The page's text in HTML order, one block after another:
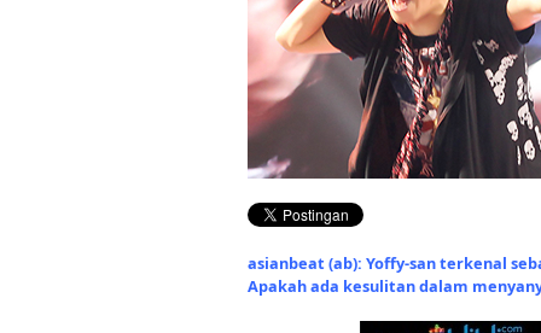
asianbeat (ab): Yoffy-san terkenal
Apakah ada kesulitan dalam